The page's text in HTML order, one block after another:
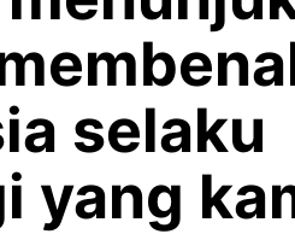
selaku
yang